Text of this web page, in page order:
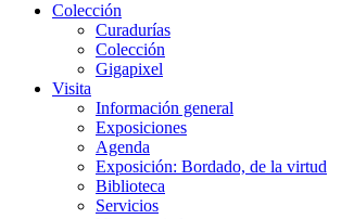
Colección
Curadurías
Colección
Gigapixel
Visita
Información general
Exposiciones
Agenda
Exposición: Bordado, de la virtud
Biblioteca
Servicios